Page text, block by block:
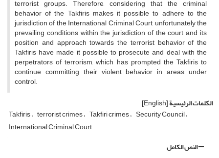
terrorist groups. Therefore, considering that the criminal
behavior of the Takfiris makes it possible to adhere to the
jurisdiction of the International Criminal Court, unfortunately the
prevailing conditions within the jurisdiction of the court and its
position and approach towards the terrorist behavior of the
Takfiris have made it possible to prosecute and deal with the
perpetrators of terrorism, which has prompted the Takfiris to
continue committing their violent behavior in areas under
control.
الكلمات الرئيسية[English]
Takfiris terrorist crimes Takfiri crimes Security Council
International Criminal Court
النص الكامل